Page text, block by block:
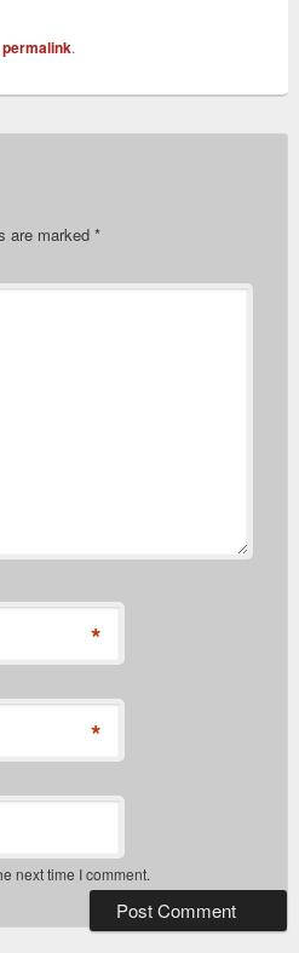
permalink.
are marked *
*
*
next time I comment.